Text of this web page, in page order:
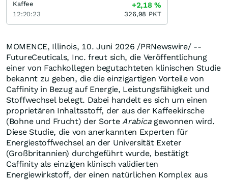
MOMENCE, Illinois, 10. Juni 2026 /PRNewswire/ --
FutureCeuticals, Inc. freut sich, die Veröffentlichung
einer von Fachkollegen begutachteten klinischen Studie
bekannt zu geben, die die einzigartigen Vorteile von
Caffinity in Bezug auf Energie, Leistungsfähigkeit und
Stoffwechsel belegt. Dabei handelt es sich um einen
proprietären Inhaltsstoff, der aus der Kaffeekirsche
(Bohne und Frucht) der SorteArabicagewonnen wird.
Diese Studie, die von anerkannten Experten für
Energiestoffwechsel an der Universität Exeter
(Großbritannien) durchgeführt wurde, bestätigt
Caffinity als einzigen klinisch validierten
Energiewirkstoff, der einen natürlichen Komplex aus
Kaffee
12:20:23
+2,18%
326,98 PKT